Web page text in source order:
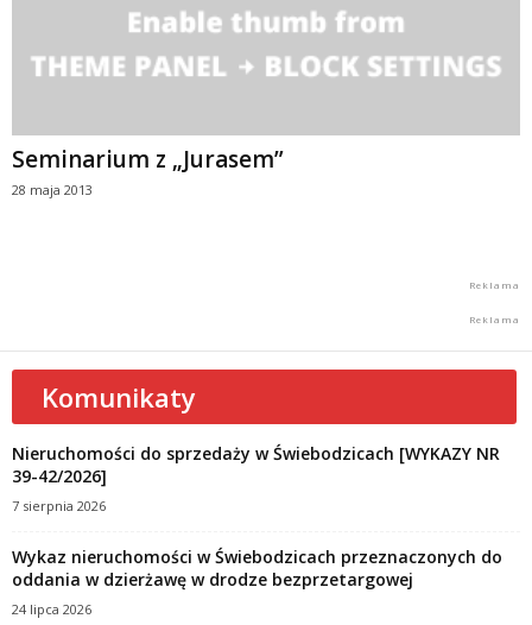
Seminarium z „Jurasem”
28 maja 2013
Komunikaty
Nieruchomości do sprzedaży w Świebodzicach [WYKAZY NR
39-42/2026]
7 sierpnia 2026
Wykaz nieruchomości w Świebodzicach przeznaczonych do
oddania w dzierżawę w drodze bezprzetargowej
24 lipca 2026